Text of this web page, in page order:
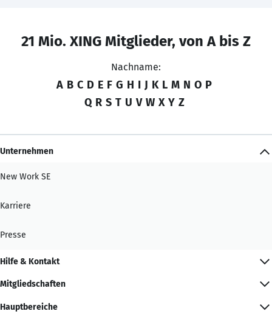
21 Mio. XING Mitglieder, von A bis Z
Nachname:
A B C D E F G H I J K L M N O P
Q R S T U V W X Y Z
Unternehmen
New Work SE
Karriere
Presse
Hilfe & Kontakt
Mitgliedschaften
Hauptbereiche